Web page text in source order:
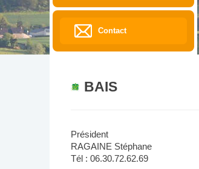
Contact
BAIS
Président
RAGAINE Stéphane
Tél : 06.30.72.62.69